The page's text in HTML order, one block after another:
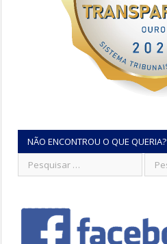
NÃO ENCONTROU O QUE QUERIA?